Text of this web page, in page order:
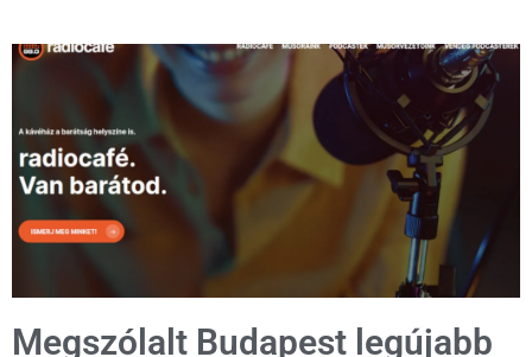
Megszólalt Budapest legújabb